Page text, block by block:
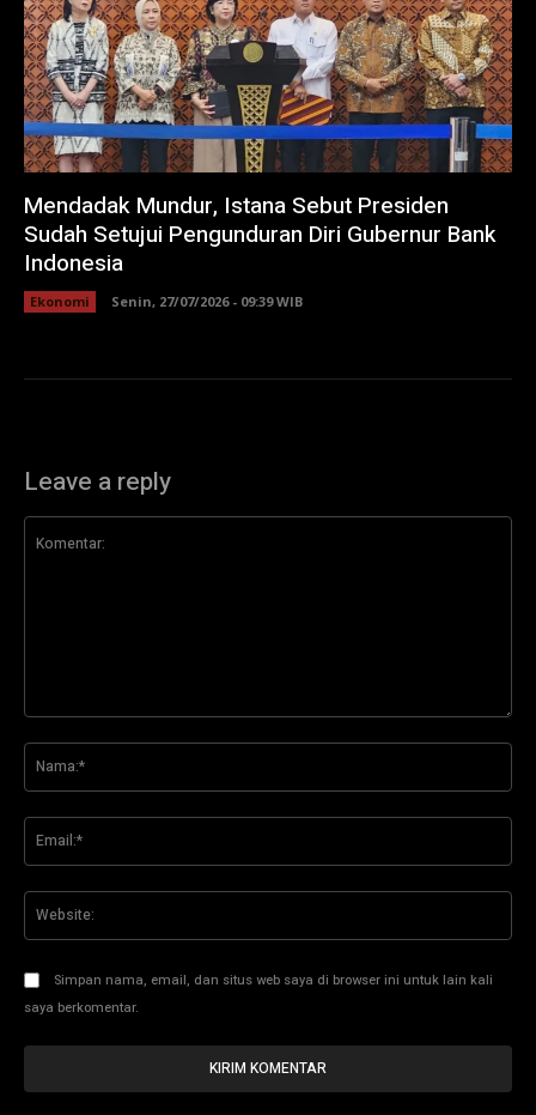
Mendadak Mundur, Istana Sebut Presiden
Sudah Setujui Pengunduran Diri Gubernur Bank
Indonesia
Ekonomi Senin, 27/07/2026 - 09:39 WIB
Leave a reply
Simpan nama, email, dan situs web saya di browser ini untuk lain kali
saya berkomentar.